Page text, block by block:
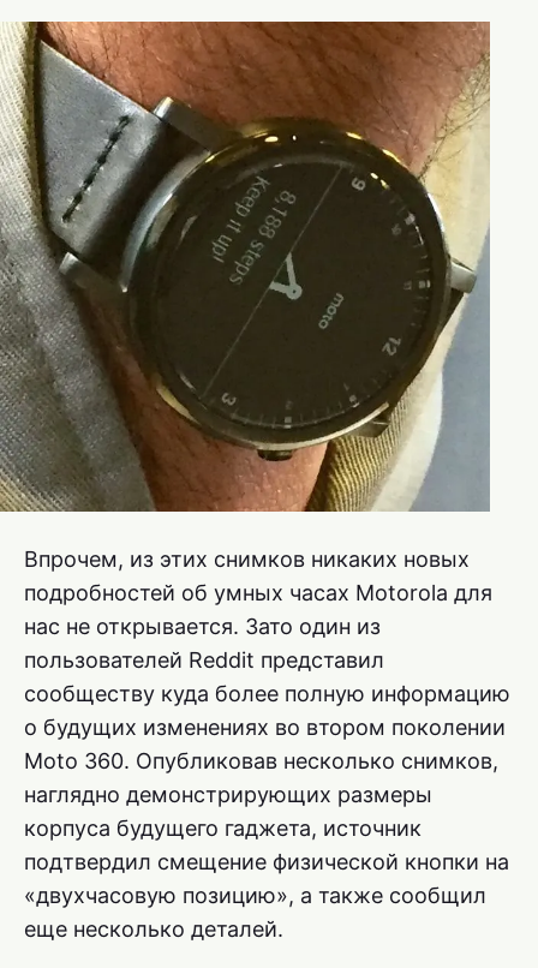
Впрочем, из этих снимков никаких новых
подробностей об умных часах Motorola для
нас не открывается. Зато один из
пользователей Reddit представил
сообществу куда более полную информацию
о будущих изменениях во втором поколении
Moto 360. Опубликовав несколько снимков,
наглядно демонстрирующих размеры
корпуса будущего гаджета, источник
подтвердил смещение физической кнопки на
«двухчасовую позицию», а также сообщил
еще несколько деталей.